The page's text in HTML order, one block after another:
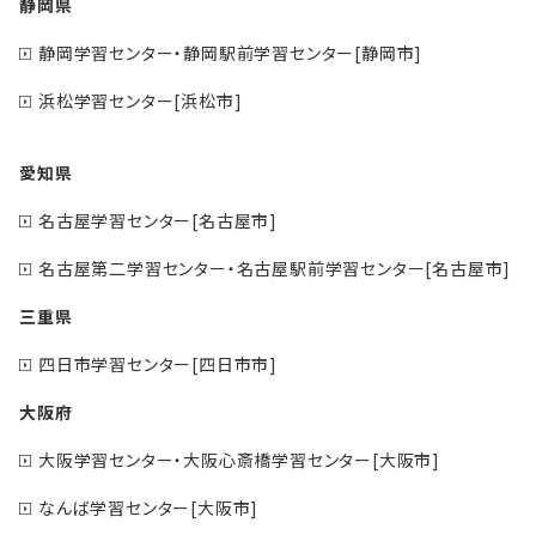
静岡学習センター・静岡駅前学習センター[静岡市]
浜松学習センター[浜松市]
愛知県
名古屋学習センター[名古屋市]
名古屋第二学習センター・名古屋駅前学習センター[名古屋市]
三重県
四日市学習センター[四日市市]
大阪府
大阪学習センター・大阪心斎橋学習センター[大阪市]
なんば学習センター[大阪市]